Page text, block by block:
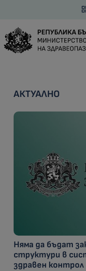
АКТУАЛНО
Няма да бъдат
структури в
здравен контрол